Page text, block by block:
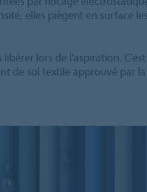
elles piègent en surface les
lors de l'aspiration. C'est
de sol textile approuvé par la